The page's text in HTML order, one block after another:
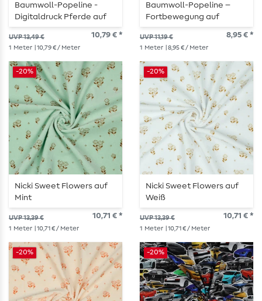
Baumwoll-Popeline -
Digitaldruck Pferde auf
Salbeigrün
UVP 13,49 € 10,79 € *
1 Meter | 10,79 € / Meter
Baumwoll-Popeline –
Fortbewegung auf
Tintenblau
UVP 11,19 € 8,95 € *
1 Meter | 8,95 € / Meter
-20%
Nicki Sweet Flowers auf
Mint
UVP 13,39 € 10,71 € *
1 Meter | 10,71 € / Meter
-20%
Nicki Sweet Flowers auf
Weiß
UVP 13,39 € 10,71 € *
1 Meter | 10,71 € / Meter
-20% -20%